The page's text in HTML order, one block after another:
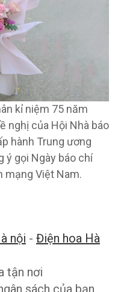
kỉ niệm 75 năm
nghị của Hội Nhà báo
hành Trung ương
ý gọi Ngày báo chí
mạng Việt Nam.
nội - Điện hoa Hà
tận nơi
sách của bạn